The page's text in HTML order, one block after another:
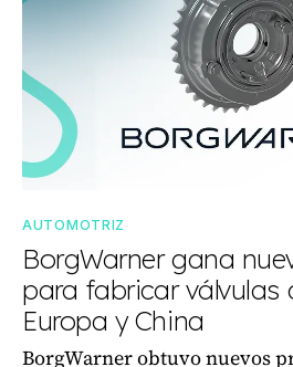
AUTOMOTRIZ
BorgWarner gana
para fabricar válvulas
Europa y China
BorgWarner obtuvo nuevos